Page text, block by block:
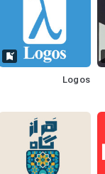
Logos